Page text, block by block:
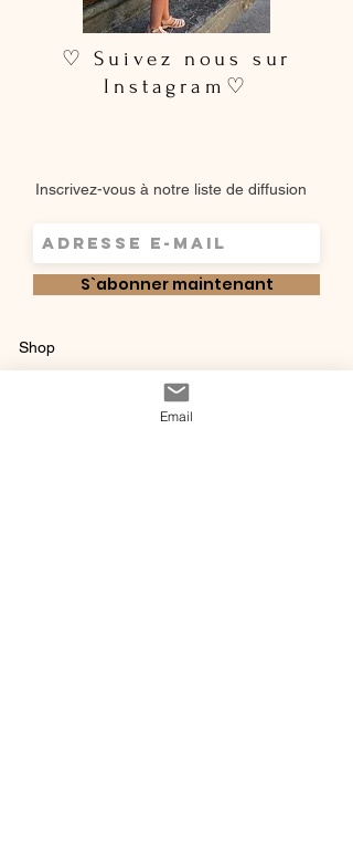
♡ Suivez nous sur
Instagram♡
Inscrivez-vous à notre liste de diffusion
S`abonner maintenant
Shop
instagram
Email